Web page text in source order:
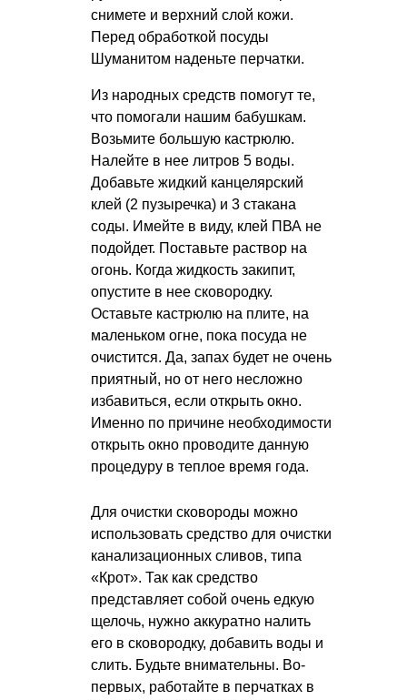
снимете и верхний слой кожи.
Перед обработкой посуды
Шуманитом наденьте перчатки.
Из народных средств помогут те,
что помогали нашим бабушкам.
Возьмите большую кастрюлю.
Налейте в нее литров 5 воды.
Добавьте жидкий канцелярский
клей (2 пузыречка) и 3 стакана
соды. Имейте в виду, клей ПВА не
подойдет. Поставьте раствор на
огонь. Когда жидкость закипит,
опустите в нее сковородку.
Оставьте кастрюлю на плите, на
маленьком огне, пока посуда не
очистится. Да, запах будет не очень
приятный, но от него несложно
избавиться, если открыть окно.
Именно по причине необходимости
открыть окно проводите данную
процедуру в теплое время года.
Для очистки сковороды можно
использовать средство для очистки
канализационных сливов, типа
«Крот». Так как средство
представляет собой очень едкую
щелочь, нужно аккуратно налить
его в сковородку, добавить воды и
слить. Будьте внимательны. Во-
первых, работайте в перчатках в